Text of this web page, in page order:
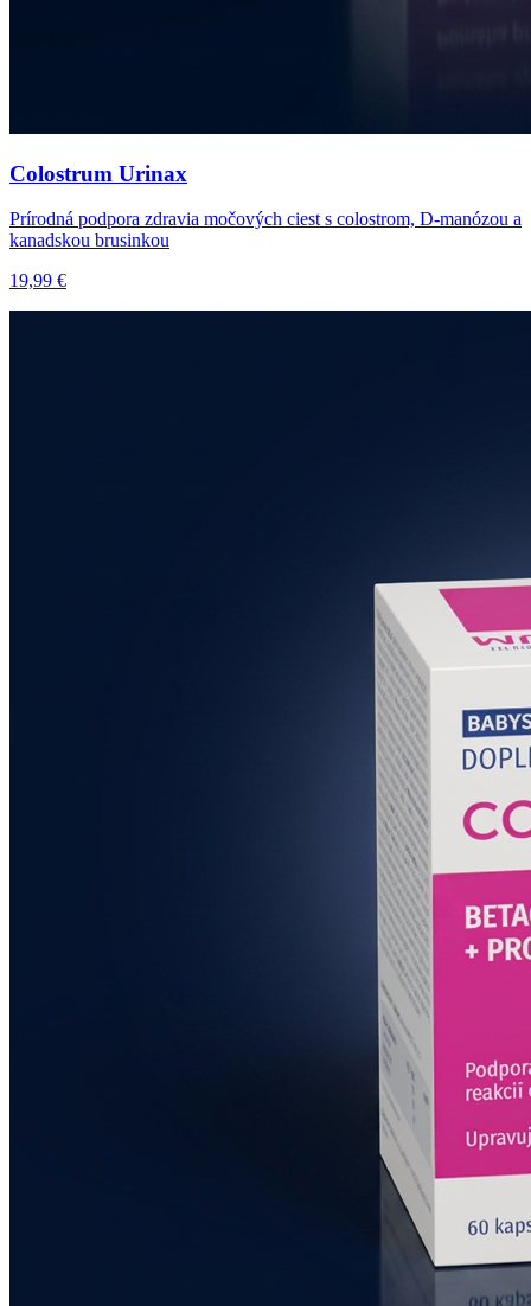
Colostrum Urinax
Prírodná podpora zdravia močových ciest s colostrom, D-manózou a
kanadskou brusinkou
19,99 €